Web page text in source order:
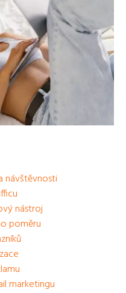
návštěvnosti
nástroj
poměru
marketingu